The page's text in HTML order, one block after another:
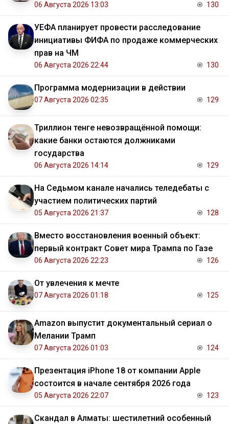
06 Августа 2026 13:03 130
УЕФА планирует провести расследование
инициативы ФИФА по продаже коммерческих
прав на ЧМ
06 Августа 2026 22:44 130
Программа модернизации в действии
07 Августа 2026 02:35 129
Триллион тенге невозвращённой помощи:
какие банки остаются должниками
государства
06 Августа 2026 14:14 129
На Седьмом канале начались теледебаты с
участием политических партий
05 Августа 2026 21:37 128
Вместо восстановления военный объект:
первый контракт Совет мира Трампа по Газе
06 Августа 2026 22:23 126
От увлечения к мечте
07 Августа 2026 01:18 125
Amazon выпустит документальный сериал о
Мелании Трамп
07 Августа 2026 01:03 124
Презентация iPhone 18 от компании Apple
состоится в начале сентября 2026 года
05 Августа 2026 22:07 123
Скандал в Алматы: шестилетний особенный